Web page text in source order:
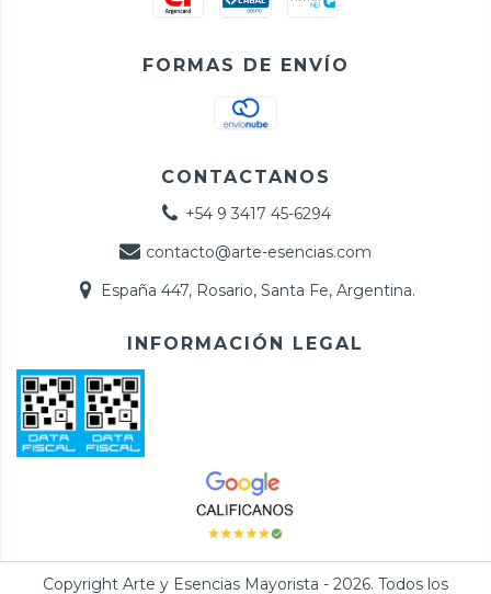
FORMAS DE ENVÍO
CONTACTANOS
+54 9 3417 45-6294
contacto@arte-esencias.com
España 447, Rosario, Santa Fe, Argentina.
INFORMACIÓN LEGAL
Copyright Arte y Esencias Mayorista - 2026. Todos los